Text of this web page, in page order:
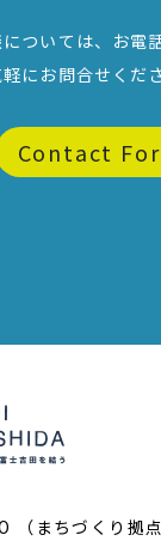
ついては、お電
にお問合せくださ
Contact
まちづくり拠点